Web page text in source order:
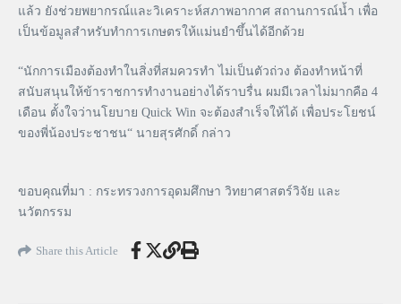
แล้ว ยังช่วยพยากรณ์และวิเคราะห์สภาพอากาศ สถานการณ์น้ำ เพื่อ
เป็นข้อมูลสำหรับทำการเกษตรให้แม่นยำขึ้นได้อีกด้วย
“นักการเมืองต้องทำในสิ่งที่สมควรทำ ไม่เป็นตัวถ่วง ต้องทำหน้าที่
สนับสนุนให้ข้าราชการทำงานอย่างได้ราบรื่น ผมมีเวลาไม่มากคือ 4
เดือน ตั้งใจว่านโยบาย Quick Win จะต้องสำเร็จให้ได้ เพื่อประโยชน์
ของพี่น้องประชาชน“ นายสุรศักดิ์ กล่าว
ขอบคุณที่มา : กระทรวงการอุดมศึกษา วิทยาศาสตร์วิจัย และ
นวัตกรรม
Share this Article